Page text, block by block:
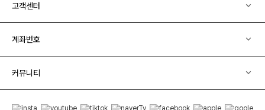
고객센터
계좌번호
커뮤니티